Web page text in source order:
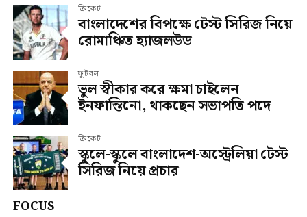
ক্রিকেট
বাংলাদেশের বিপক্ষে টেস্ট সিরিজ নিয়ে
রোমাঞ্চিত হ্যাজলউড
ফুটবল
ভুল স্বীকার করে ক্ষমা চাইলেন
ইনফান্তিনো, থাকছেন সভাপতি পদে
ক্রিকেট
স্কুলে-স্কুলে বাংলাদেশ-অস্ট্রেলিয়া টেস্ট
সিরিজ নিয়ে প্রচার
FOCUS